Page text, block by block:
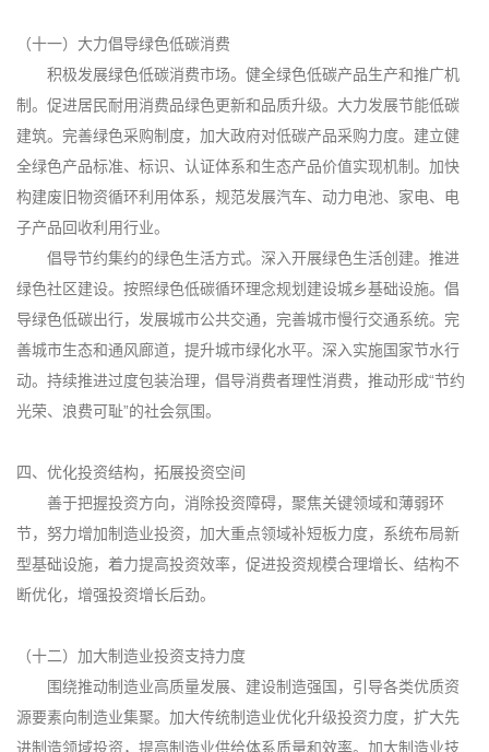
（十一）大力倡导绿色低碳消费
积极发展绿色低碳消费市场。健全绿色低碳产品生产和推广机
制。促进居民耐用消费品绿色更新和品质升级。大力发展节能低碳
建筑。完善绿色采购制度，加大政府对低碳产品采购力度。建立健
全绿色产品标准、标识、认证体系和生态产品价值实现机制。加快
构建废旧物资循环利用体系，规范发展汽车、动力电池、家电、电
子产品回收利用行业。
倡导节约集约的绿色生活方式。深入开展绿色生活创建。推进
绿色社区建设。按照绿色低碳循环理念规划建设城乡基础设施。倡
导绿色低碳出行，发展城市公共交通，完善城市慢行交通系统。完
善城市生态和通风廊道，提升城市绿化水平。深入实施国家节水行
动。持续推进过度包装治理，倡导消费者理性消费，推动形成“节约
光荣、浪费可耻”的社会氛围。
四、优化投资结构，拓展投资空间
善于把握投资方向，消除投资障碍，聚焦关键领域和薄弱环
节，努力增加制造业投资，加大重点领域补短板力度，系统布局新
型基础设施，着力提高投资效率，促进投资规模合理增长、结构不
断优化，增强投资增长后劲。
（十二）加大制造业投资支持力度
围绕推动制造业高质量发展、建设制造强国，引导各类优质资
源要素向制造业集聚。加大传统制造业优化升级投资力度，扩大先
进制造领域投资，提高制造业供给体系质量和效率。加大制造业技